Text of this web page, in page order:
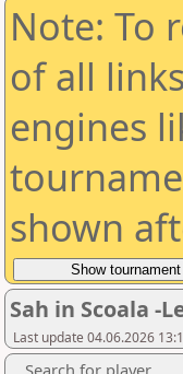
Note: To
of all
engines
shown
Sah in Scoala -
Last update 04.06.2026
Search for player